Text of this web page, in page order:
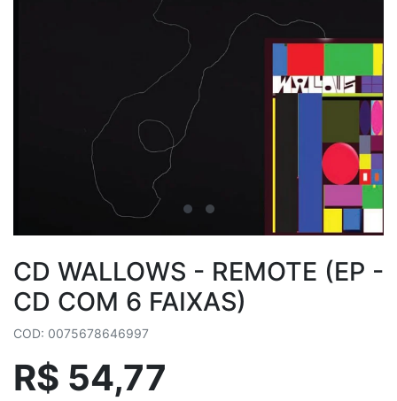
CD WALLOWS - REMOTE (EP -
CD COM 6 FAIXAS)
COD: 0075678646997
R$ 54,77